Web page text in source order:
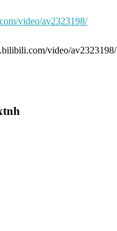
video/av2323198/
video/av2323198/